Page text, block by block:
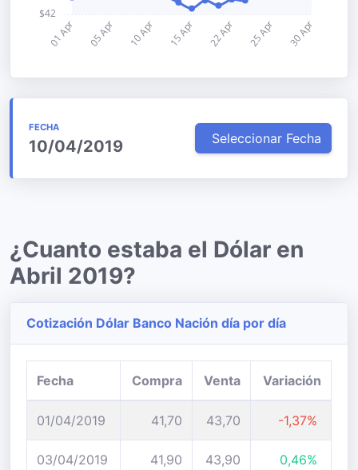
FECHA
10/04/2019 Seleccionar Fecha
¿Cuanto estaba el Dólar en
Abril 2019?
Cotización Dólar Banco Nación día por día
Fecha Compra Venta Variación
01/04/2019 41,70 43,70 -1,37%
03/04/2019 41,90 43,90 0,46%